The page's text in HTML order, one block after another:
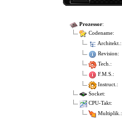
Prozessor:
Codename:
Architekt.:
Revision:
Tech.:
F.M.S.:
Instruct.:
Socket:
CPU-Takt:
Multiplik.: